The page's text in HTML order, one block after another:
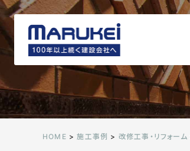
HOME >施工事例 > 改修工事・リフォーム